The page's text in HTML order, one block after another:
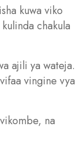
kuwa viko
chakula
ajili ya wateja.
vingine vya
na